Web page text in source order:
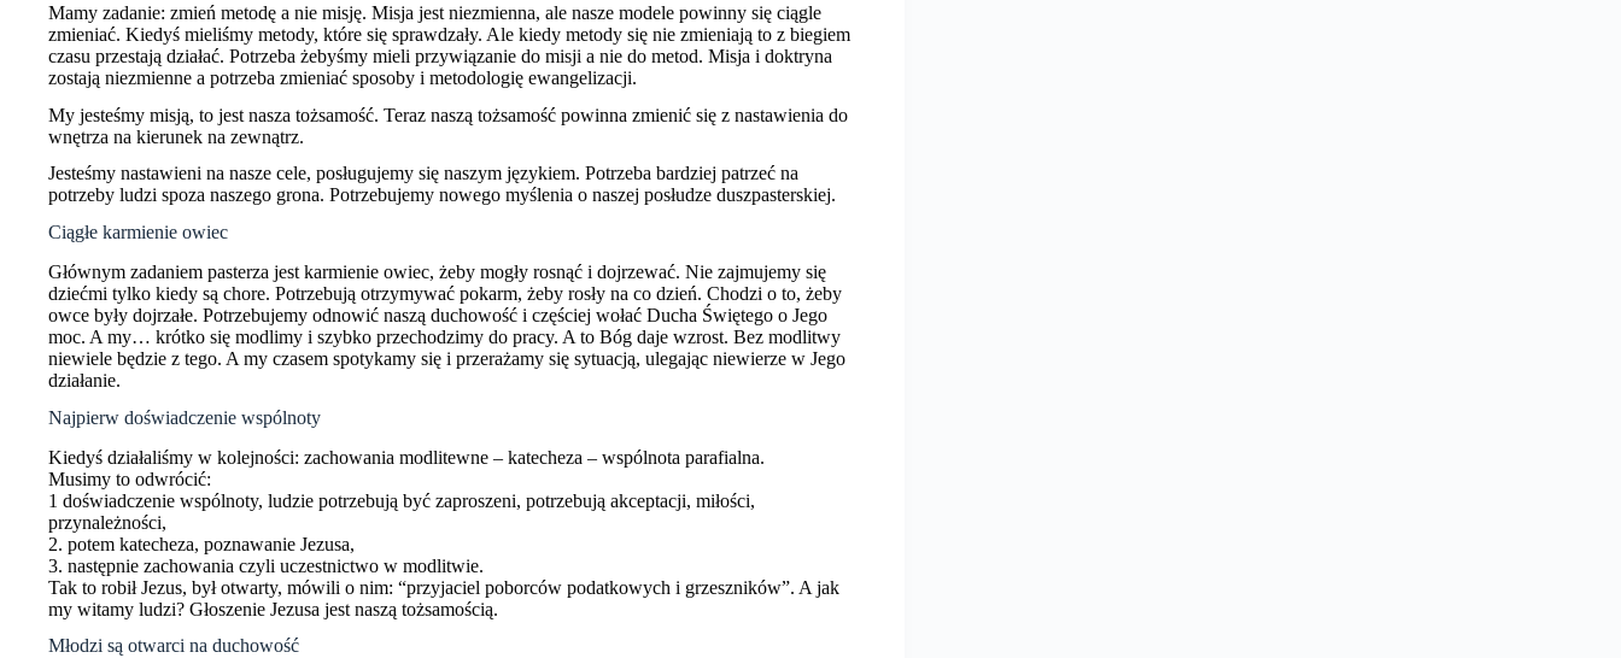
Mamy zadanie: zmień metodę a nie misję. Misja jest niezmienna, ale nasze modele powinny się ciągle
zmieniać. Kiedyś mieliśmy metody, które się sprawdzały. Ale kiedy metody się nie zmieniają to z biegiem
czasu przestają działać. Potrzeba żebyśmy mieli przywiązanie do misji a nie do metod. Misja i doktryna
zostają niezmienne a potrzeba zmieniać sposoby i metodologię ewangelizacji.
My jesteśmy misją, to jest nasza tożsamość. Teraz naszą tożsamość powinna zmienić się z nastawienia do
wnętrza na kierunek na zewnątrz.
Jesteśmy nastawieni na nasze cele, posługujemy się naszym językiem. Potrzeba bardziej patrzeć na
potrzeby ludzi spoza naszego grona. Potrzebujemy nowego myślenia o naszej posłudze duszpasterskiej.
Ciągłe karmienie owiec
Głównym zadaniem pasterza jest karmienie owiec, żeby mogły rosnąć i dojrzewać. Nie zajmujemy się
dziećmi tylko kiedy są chore. Potrzebują otrzymywać pokarm, żeby rosły na co dzień. Chodzi o to, żeby
owce były dojrzałe. Potrzebujemy odnowić naszą duchowość i częściej wołać Ducha Świętego o Jego
moc. A my… krótko się modlimy i szybko przechodzimy do pracy. A to Bóg daje wzrost. Bez modlitwy
niewiele będzie z tego. A my czasem spotykamy się i przerażamy się sytuacją, ulegając niewierze w Jego
działanie.
Najpierw doświadczenie wspólnoty
Kiedyś działaliśmy w kolejności: zachowania modlitewne – katecheza – wspólnota parafialna.
Musimy to odwrócić:
1 doświadczenie wspólnoty, ludzie potrzebują być zaproszeni, potrzebują akceptacji, miłości,
przynależności,
2. potem katecheza, poznawanie Jezusa,
3. następnie zachowania czyli uczestnictwo w modlitwie.
Tak to robił Jezus, był otwarty, mówili o nim: “przyjaciel poborców podatkowych i grzeszników”. A jak
my witamy ludzi? Głoszenie Jezusa jest naszą tożsamością.
Młodzi są otwarci na duchowość